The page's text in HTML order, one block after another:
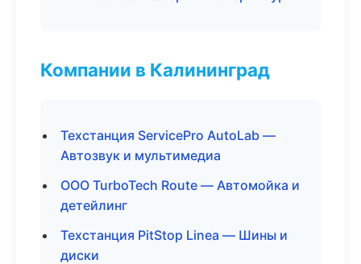
Компании в Калининград
Техстанция ServicePro AutoLab —
Автозвук и мультимедиа
ООО TurboTech Route — Автомойка и
детейлинг
Техстанция PitStop Linea — Шины и
диски